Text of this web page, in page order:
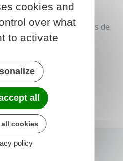
et chasseurs de
cookies and
over what
to activate
all
all cookies
policy